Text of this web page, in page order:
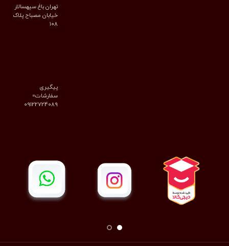
تهران باغ سپهسالار
خیابان مصباح پلاک
۱۰۸
پیگیری
سفارشات=
09122724089